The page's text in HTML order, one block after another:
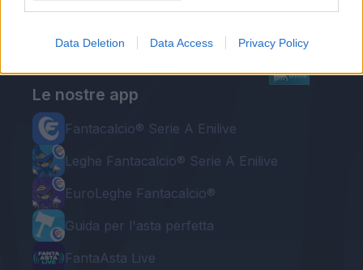
Data Deletion Data Access Privacy Policy
Le nostre app
Fantacalcio® Serie A Enilive
Leghe Fantacalcio® Serie A Enilive
EuroLeghe Fantacalcio®
Guida per l'asta perfetta
FantaAsta Live